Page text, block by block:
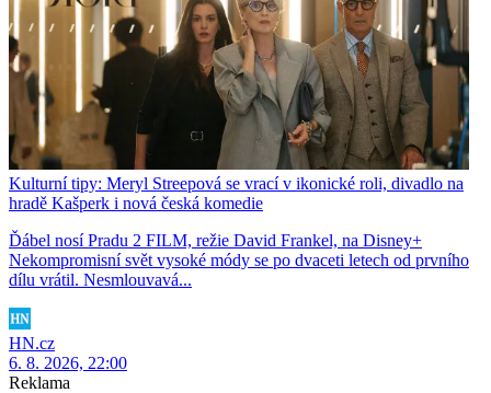
Kulturní tipy: Meryl Streepová se vrací v ikonické roli, divadlo na
hradě Kašperk i nová česká komedie
Ďábel nosí Pradu 2 FILM, režie David Frankel, na Disney+
Nekompromisní svět vysoké módy se po dvaceti letech od prvního
dílu vrátil. Nesmlouvavá...
HN.cz
6. 8. 2026, 22:00
Reklama